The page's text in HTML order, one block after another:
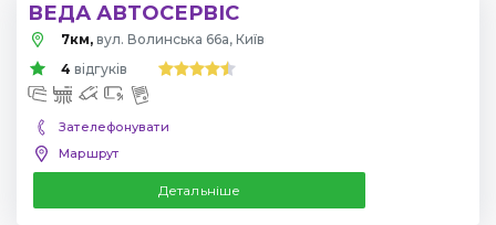
ВЕДА АВТОСЕРВІС
7км, вул. Волинська 66а, Київ
4 відгуків
Зателефонувати
Маршрут
Детальніше